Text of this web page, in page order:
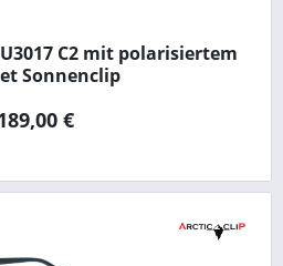
C2 mit polarisiertem
Sonnenclip
€